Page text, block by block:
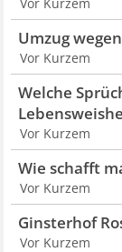
Umzug
Vor Kurzem
Welche
Vor Kurzem
Wie schafft
Vor Kurzem
Ginsterhof
Vor Kurzem